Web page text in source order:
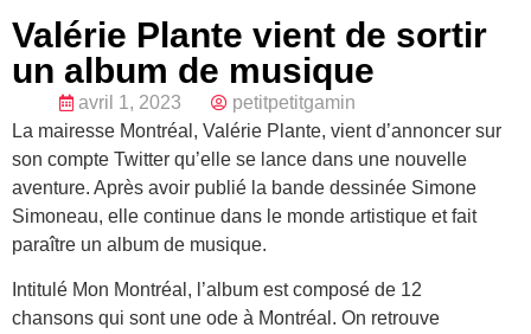
Valérie Plante vient de sortir
un album de musique
avril 1, 2023
petitpetitgamin
La mairesse Montréal, Valérie Plante, vient d’annoncer sur
son compte Twitter qu’elle se lance dans une nouvelle
aventure. Après avoir publié la bande dessinée Simone
Simoneau, elle continue dans le monde artistique et fait
paraître un album de musique.
Intitulé Mon Montréal, l’album est composé de 12
chansons qui sont une ode à Montréal. On retrouve